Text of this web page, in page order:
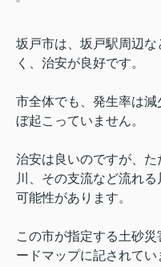
坂戸市は、坂戸駅周辺
く、治安が良好です。
市全体でも、発生率は
ぼ起こっていません。
治安は良いのですが、
川、その支流など流れ
可能性があります。
この市が指定する土砂
ードマップに記されて